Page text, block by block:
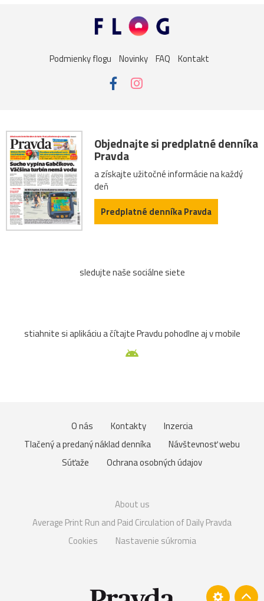
Podmienky flogu Novinky FAQ Kontakt
Objednajte si predplatné denníka
Pravda
a získajte užitočné informácie na každý
deň
Predplatné denníka Pravda
sledujte naše sociálne siete
stiahnite si aplikáciu a čítajte Pravdu pohodlne aj v mobile
O nás Kontakty
Inzercia
Tlačený a predaný náklad denníka
Návštevnosť webu
Súťaže
Ochrana osobných údajov
About us
Average Print Run and Paid Circulation of Daily Pravda
Cookies
Nastavenie súkromia